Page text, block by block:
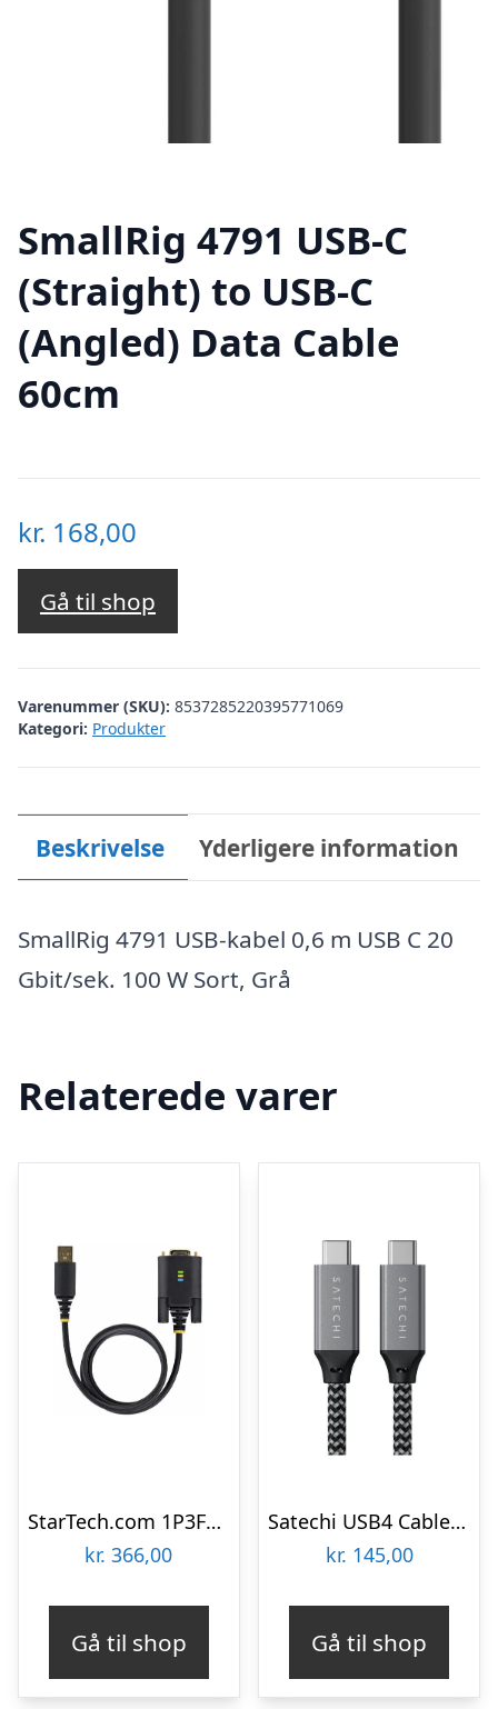
SmallRig 4791 USB-C
(Straight) to USB-C
(Angled) Data Cable
60cm
kr. 168,00
Gå til shop
Varenummer (SKU): 8537285220395771069
Kategori: Produkter
Beskrivelse Yderligere information
SmallRig 4791 USB-kabel 0,6 m USB C 20
Gbit/sek. 100 W Sort, Grå
Relaterede varer
StarTech.com 1P3FFCB-USB-SERIAL
kr. 366,00
Gå til shop
Satechi USB4 Cable – 25cm
kr. 145,00
Gå til shop